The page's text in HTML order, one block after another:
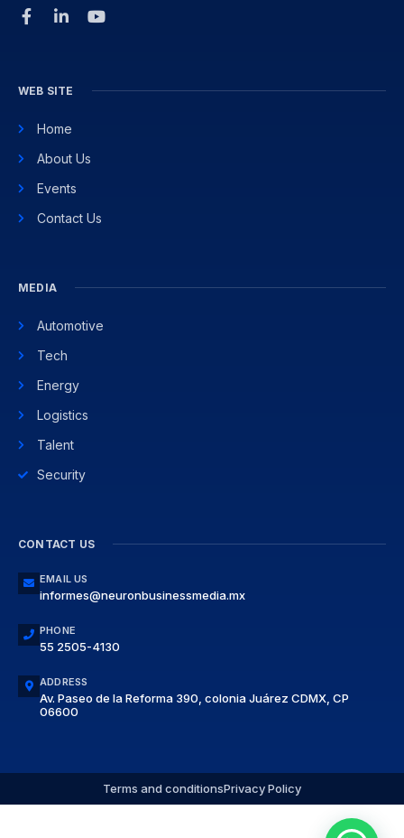
WEB SITE
Home
About Us
Events
Contact Us
MEDIA
Automotive
Tech
Energy
Logistics
Talent
Security
CONTACT US
EMAIL US
informes@neuronbusinessmedia.mx
PHONE
55 2505-4130
ADDRESS
Av. Paseo de la Reforma 390, colonia Juárez CDMX, CP
06600
Terms and conditionsPrivacy Policy